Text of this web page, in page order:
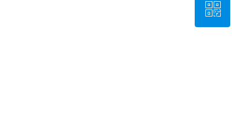
QQ客服
ꀥ